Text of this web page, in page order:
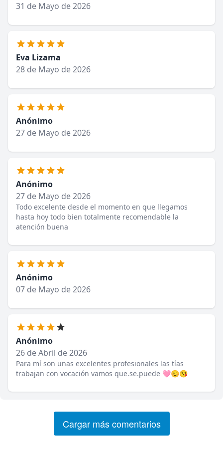
31 de Mayo de 2026
Eva Lizama
28 de Mayo de 2026
Anónimo
27 de Mayo de 2026
Anónimo
27 de Mayo de 2026
Todo excelente desde el momento en que llegamos
hasta hoy todo bien totalmente recomendable la
atención buena
Anónimo
07 de Mayo de 2026
Anónimo
26 de Abril de 2026
Para mí son unas excelentes profesionales las tías
trabajan con vocación vamos que.se.puede 🩷😊😘
Cargar más comentarios